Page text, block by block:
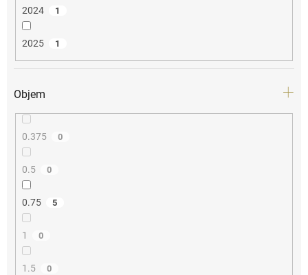
2024 1
2025 1
Objem
0.375 0
0.5 0
0.75 5
1 0
1.5 0